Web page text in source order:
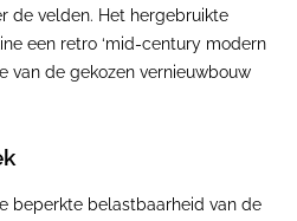
de velden. Het hergebruikte
een retro ‘mid-century modern
van de gekozen vernieuwbouw
beperkte belastbaarheid van de